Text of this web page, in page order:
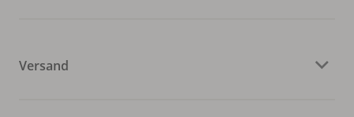
Versand